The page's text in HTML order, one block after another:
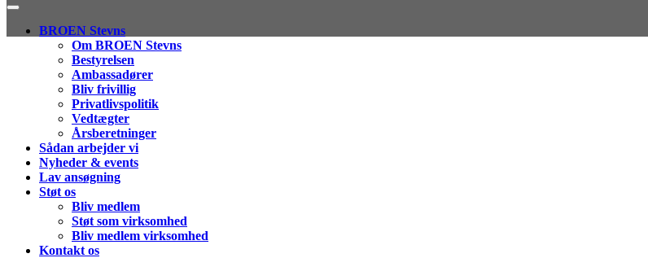
BROEN Stevns
Om BROEN Stevns
Bestyrelsen
Ambassadører
Bliv frivillig
Privatlivspolitik
Vedtægter
Årsberetninger
Sådan arbejder vi
Nyheder & events
Lav ansøgning
Støt os
Bliv medlem
Støt som virksomhed
Bliv medlem virksomhed
Kontakt os